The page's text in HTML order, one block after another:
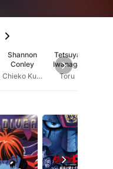
Shannon
Conley
Chieko Kujyu
Tetsuya
Iwanaga
Toru